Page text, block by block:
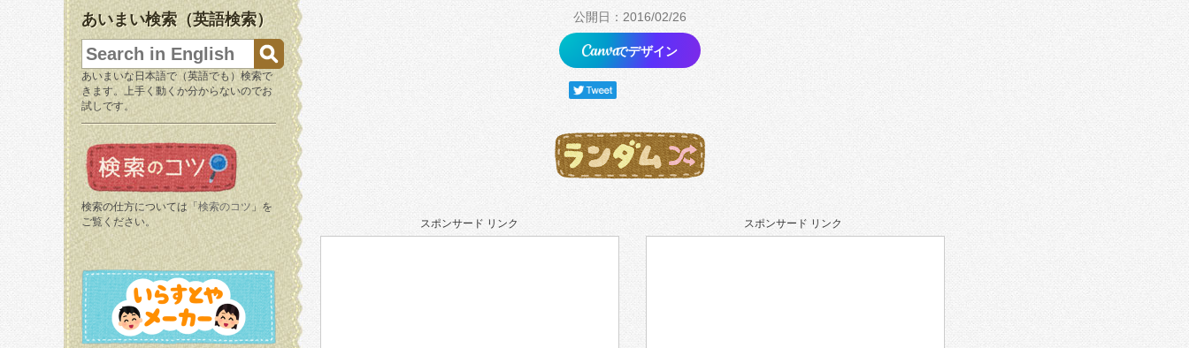
あいまい検索（英語検索）
あいまいな日本語で（英語でも）検索で
きます。上手く動くか分からないのでお
試しです。
検索の仕方については「 検索のコツ 」を
ご覧ください。
公開日：2016/02/26
でデザイン
スポンサード リンク スポンサード リンク